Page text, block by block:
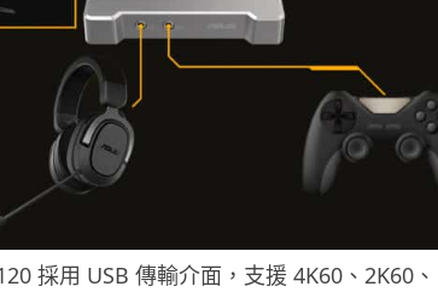
採用 USB 傳輸介面，支援 4K60、2K60、